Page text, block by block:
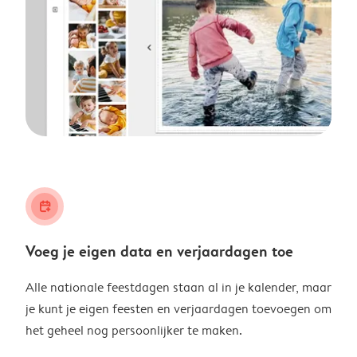
calendar_plus
Voeg je eigen data en verjaardagen toe
Alle nationale feestdagen staan al in je kalender, maar
je kunt je eigen feesten en verjaardagen toevoegen om
het geheel nog persoonlijker te maken.